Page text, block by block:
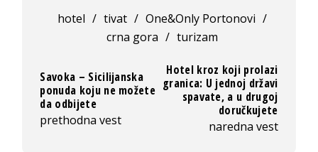
hotel / tivat / One&Only Portonovi /
crna gora / turizam
Savoka – Sicilijanska
ponuda koju ne možete
da odbijete
prethodna vest
Hotel kroz koji prolazi
granica: U jednoj državi
spavate, a u drugoj
doručkujete
naredna vest